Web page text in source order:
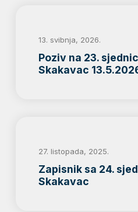
13. svibnja, 2026.
Poziv na 23.
Skakavac
27. listopada, 2025.
Zapisnik sa 24.
Skakavac